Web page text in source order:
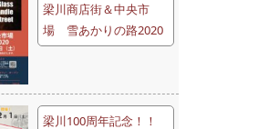
梁川商店街＆中央市
場 雪あかりの路2020
梁川100周年記念！！